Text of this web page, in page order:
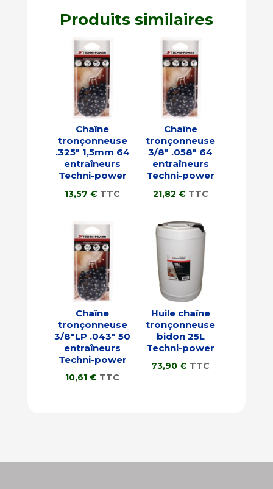
Produits similaires
Chaîne
tronçonneuse
.325″ 1,5mm 64
entraîneurs
Techni-power
13,57€ TTC
Chaîne
tronçonneuse
3/8″ .058″ 64
entraîneurs
Techni-power
21,82 € TTC
Chaîne
tronçonneuse
3/8″LP .043″ 50
entraîneurs
Techni-power
10,61€ TTC
Huile chaîne
tronçonneuse
bidon 25L
Techni-power
73,90€ TTC